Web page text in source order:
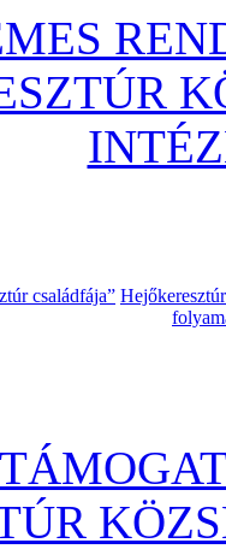
családfája”